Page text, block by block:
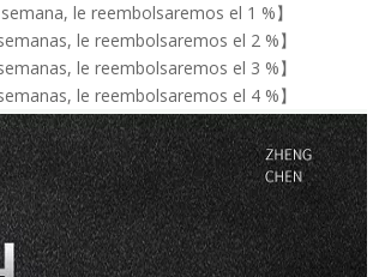
le reembolsaremos el 1 %】
le reembolsaremos el 2 %】
le reembolsaremos el 3 %】
le reembolsaremos el 4 %】